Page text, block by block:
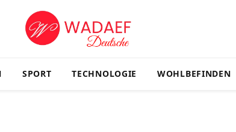
SPORT TECHNOLOGIE WOHLBEFINDEN